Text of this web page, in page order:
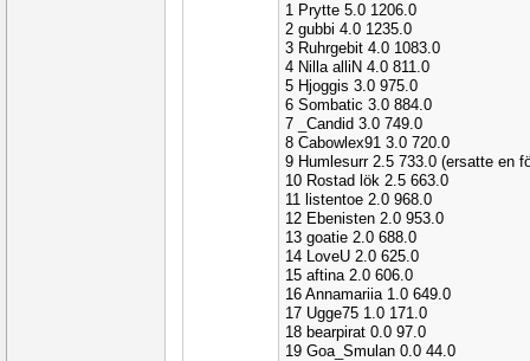
1 Prytte 5.0 1206.0
2 gubbi 4.0 1235.0
3 Ruhrgebit 4.0 1083.0
4 Nilla alliN 4.0 811.0
5 Hjoggis 3.0 975.0
6 Sombatic 3.0 884.0
7 _Candid 3.0 749.0
8 Cabowlex91 3.0 720.0
9 Humlesurr 2.5 733.0 (ersatte en
10 Rostad lök 2.5 663.0
11 listentoe 2.0 968.0
12 Ebenisten 2.0 953.0
13 goatie 2.0 688.0
14 LoveU 2.0 625.0
15 aftina 2.0 606.0
16 Annamariia 1.0 649.0
17 Ugge75 1.0 171.0
18 bearpirat 0.0 97.0
19 Goa_Smulan 0.0 44.0